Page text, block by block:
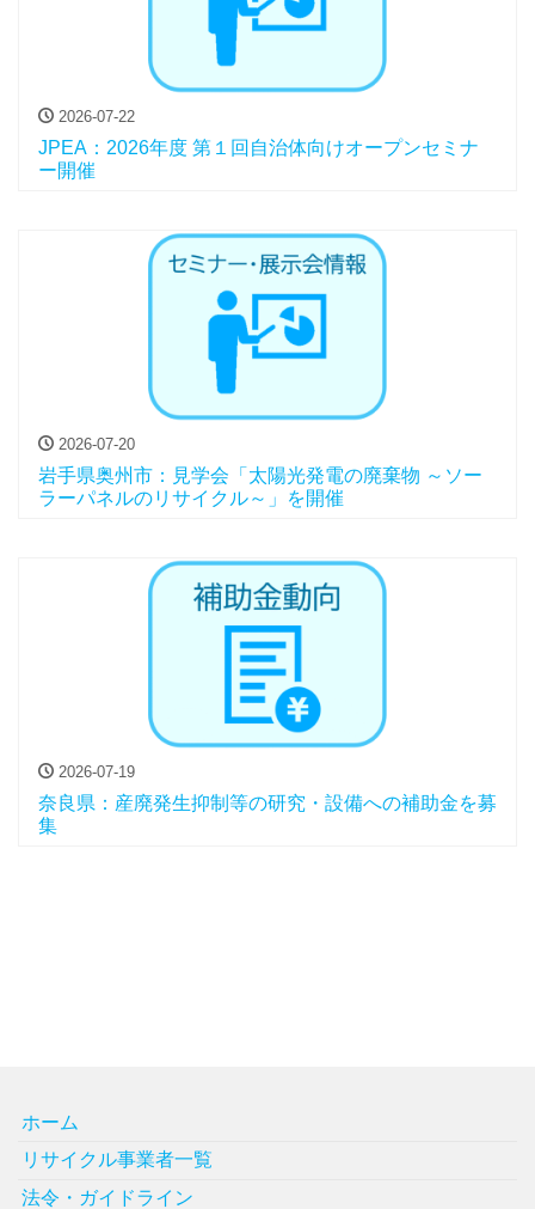
2026-07-22
JPEA：2026年度 第１回自治体向けオープンセミナ
ー開催
2026-07-20
岩手県奥州市：見学会「太陽光発電の廃棄物 ～ソー
ラーパネルのリサイクル～」を開催
2026-07-19
奈良県：産廃発生抑制等の研究・設備への補助金を募
集
ホーム
リサイクル事業者一覧
法令・ガイドライン